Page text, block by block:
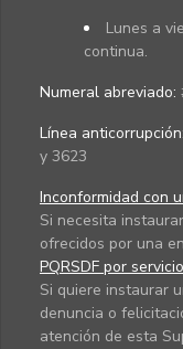
Lunes a
continua.
Numeral abreviado:
Línea anticorrupción:
y 3623
Inconformidad con
Si necesita
ofrecidos por una
PQRSDF por
Si quiere instaurar
denuncia o
atención de esta